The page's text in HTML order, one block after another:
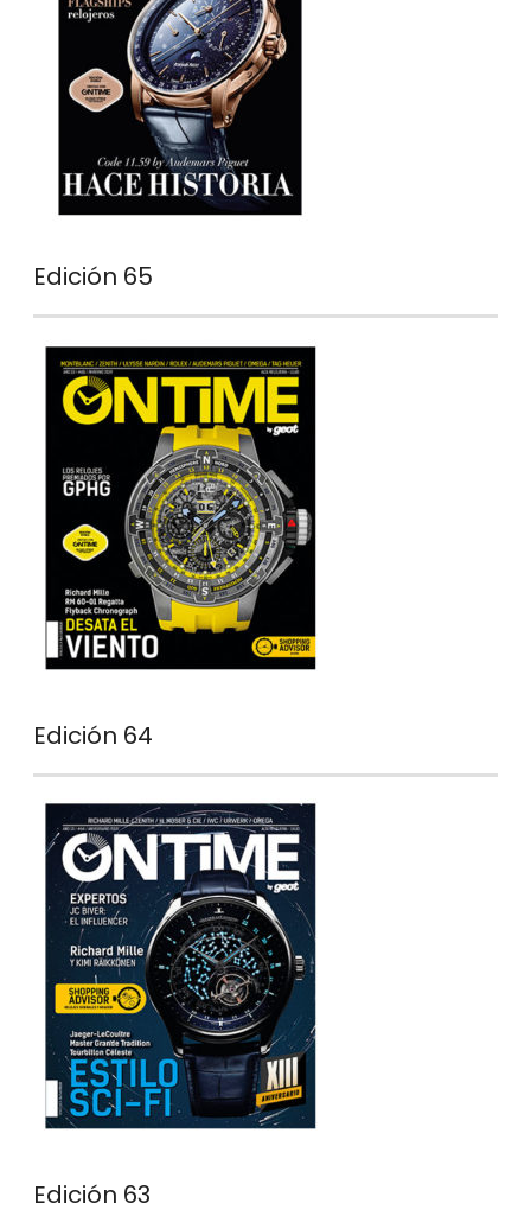
Edición 65
Edición 64
Edición 63